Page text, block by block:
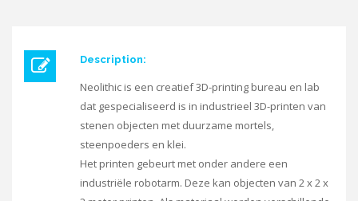
Description:
Neolithic is een creatief 3D-printing bureau en lab
dat gespecialiseerd is in industrieel 3D-printen van
stenen objecten met duurzame mortels,
steenpoeders en klei.
Het printen gebeurt met onder andere een
industriële robotarm. Deze kan objecten van 2 x 2 x